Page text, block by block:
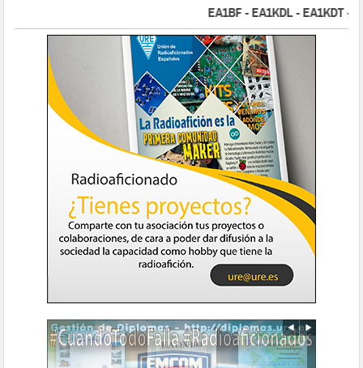
EA1BF - EA1KDL - EA1KDT -